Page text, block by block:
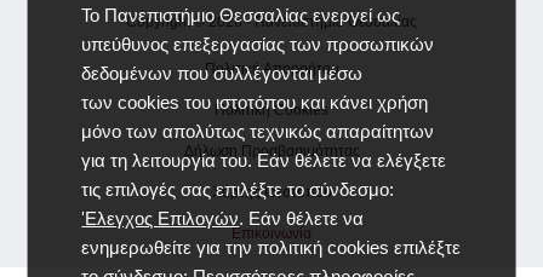
Το Πανεπιστήμιο Θεσσαλίας ενεργεί ως
υπεύθυνος επεξεργασίας των προσωπικών
δεδομένων που συλλέγονται μέσω
των cookies του ιστοτόπου και κάνει χρήση
μόνο των απολύτως τεχνικώς απαραίτητων
για τη λειτουργία του. Εάν θέλετε να ελέγξετε
τις επιλογές σας επιλέξτε το σύνδεσμο:
'Ελεγχος Επιλογών. Εάν θέλετε να
ενημερωθείτε για την πολιτική cookies επιλέξτε
Copyright © 2026 -Πανεπιστήμιο Θεσσαλίας
Πολιτική Απορρήτου
Πολιτική Cookies
Δήλωση Προσβασιμότητας
Χάρτης Ιστοτόπου
Επικοινωνία